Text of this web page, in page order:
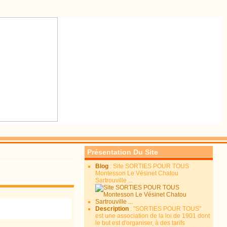
Présentation Du Site
Blog : Site SORTIES POUR TOUS
Montesson Le Vésinet Chatou
Sartrouville ...
Description : "SORTIES POUR TOUS"
est une association de la loi de 1901 dont
le but est d'organiser, à des tarifs